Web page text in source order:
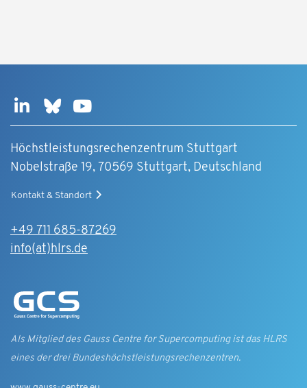
Höchstleistungsrechenzentrum Stuttgart
Nobelstraße 19, 70569 Stuttgart, Deutschland
Kontakt & Standort
+49 711 685-87269
info(at)hlrs.de
Als Mitglied des Gauss Centre for Supercomputing ist das HLRS
eines der drei Bundes­höchst­leistungs­rechen­zentren.